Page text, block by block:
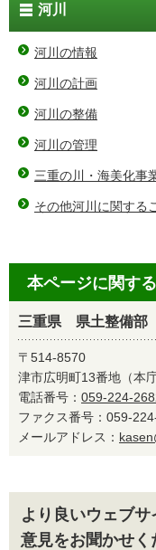
河川
河川の情報
河川の計画
河川の整備
河川の管理
三重の川・海美化事
その他河川に関する
本ページに関す
三重県 県土整備
〒514-8570
津市広明町13番地（本庁
電話番号： 059-224-
ファクス番号：059-
メールアドレス：
より良いウェブ
意見をお聞かせく